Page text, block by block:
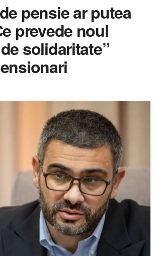
pensie ar putea
prevede noul
solidaritate”